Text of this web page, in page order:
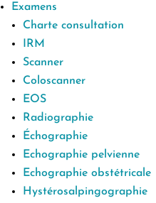
Examens
Charte consultation
IRM
Scanner
Coloscanner
EOS
Radiographie
Échographie
Echographie pelvienne
Echographie obstétricale
Hystérosalpingographie